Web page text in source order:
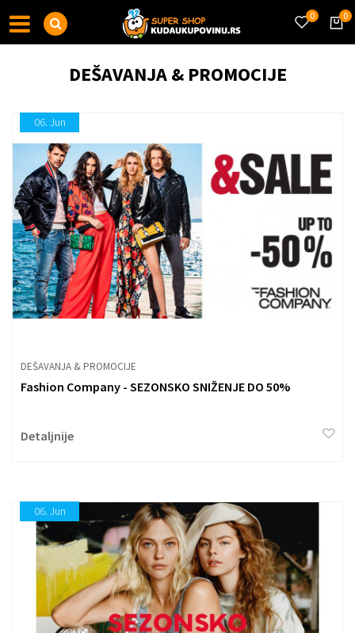
0
0
DEŠAVANJA & PROMOCIJE
06. Jun
DEŠAVANJA & PROMOCIJE
Fashion Company - SEZONSKO SNIŽENJE DO 50%
Detaljnije
06. Jun